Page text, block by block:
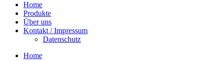
Home
Produkte
Über uns
Kontakt / Impressum
Datenschutz
Home